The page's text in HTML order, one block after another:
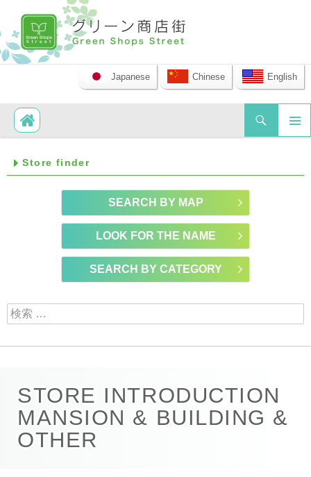
Japanese Chinese English
Search
SKIP TO CONTENT
Store finder
SEARCH BY MAP
LOOK FOR THE NAME
SEARCH BY CATEGORY
検索:
STORE INTRODUCTION
MANSION & BUILDING &
OTHER